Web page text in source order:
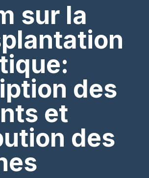
sur la
des
et
des